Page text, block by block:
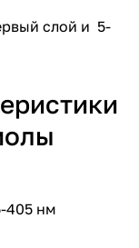
слой и 5-
405 нм